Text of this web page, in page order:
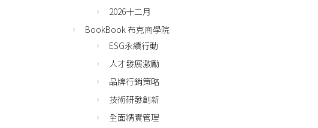
2026十二月
BookBook 布克商學院
ESG永續行動
人才發展激勵
品牌行銷策略
技術研發創新
全面精實管理